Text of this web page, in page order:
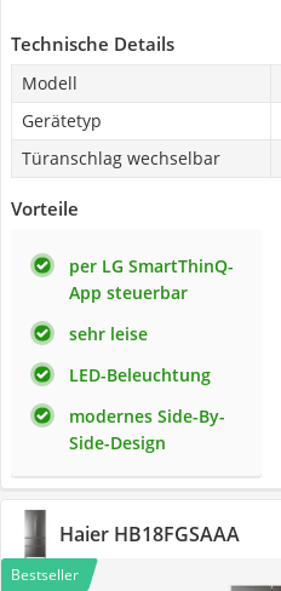
Technische Details
Modell
Gerätetyp
Türanschlag wechselbar
Vorteile
per LG SmartThinQ-
App steuerbar
sehr leise
LED-Beleuchtung
modernes Side-By-
Side-Design
Haier HB18FGSAAA
Bestseller